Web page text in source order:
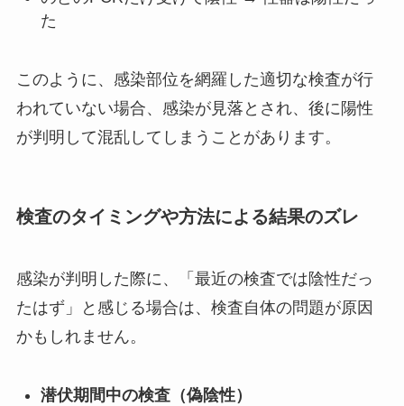
た
このように、感染部位を網羅した適切な検査が行
われていない場合、感染が見落とされ、後に陽性
が判明して混乱してしまうことがあります。
検査のタイミングや方法による結果のズレ
感染が判明した際に、「最近の検査では陰性だっ
たはず」と感じる場合は、検査自体の問題が原因
かもしれません。
潜伏期間中の検査（偽陰性）